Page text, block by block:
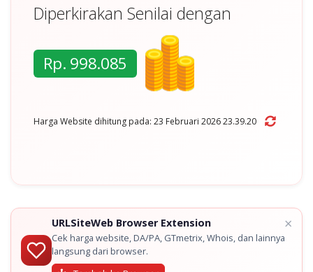
Diperkirakan Senilai dengan
Rp. 998.085
Harga Website dihitung pada: 23 Februari 2026 23.39.20
URLSiteWeb Browser Extension
Cek harga website, DA/PA, GTmetrix, Whois, dan lainnya
langsung dari browser.
×